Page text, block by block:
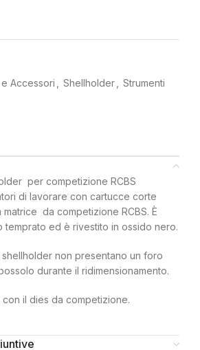
Accessori Shellholder
Strumenti
per competizione RCBS
di lavorare con cartucce corte
da competizione RCBS. È
temprato ed è rivestito in ossido nero.
non presentano un foro
durante il ridimensionamento.
con il dies da competizione.